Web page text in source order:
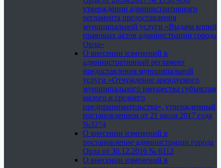
утверждении административного
регламента предоставления
муниципальной услуги «Выдача копий
правовых актов администрации города
Орла»
О внесении изменений в
административный регламент
предоставления муниципальной
услуги «Отчуждение арендуемого
муниципального имущества субъектам
малого и среднего
предпринимательства», утвержденный
постановлением от 21 июля 2017 года
№3274
О внесении изменений в
постановление администрации города
Орла от 30.12.2016 № 6112
О внесении изменений в